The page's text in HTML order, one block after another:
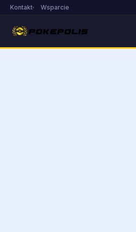
Kontakt Wsparcie